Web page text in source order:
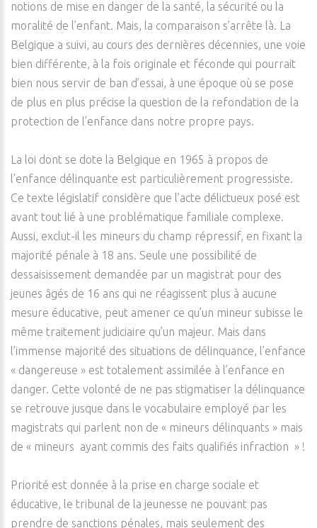
notions de mise en danger de la santé, la sécurité ou la
moralité de l’enfant. Mais, la comparaison s’arrête là. La
Belgique a suivi, au cours des dernières décennies, une voie
bien différente, à la fois originale et féconde qui pourrait
bien nous servir de ban d’essai, à une époque où se pose
de plus en plus précise la question de la refondation de la
protection de l’enfance dans notre propre pays.
La loi dont se dote la Belgique en 1965 à propos de
l’enfance délinquante est particulièrement progressiste.
Ce texte législatif considère que l’acte délictueux posé est
avant tout lié à une problématique familiale complexe.
Aussi, exclut-il les mineurs du champ répressif, en fixant la
majorité pénale à 18 ans. Seule une possibilité de
dessaisissement demandée par un magistrat pour des
jeunes âgés de 16 ans qui ne réagissent plus à aucune
mesure éducative, peut amener ce qu’un mineur subisse le
même traitement judiciaire qu’un majeur. Mais dans
l’immense majorité des situations de délinquance, l’enfance
« dangereuse » est totalement assimilée à l’enfance en
danger. Cette volonté de ne pas stigmatiser la délinquance
se retrouve jusque dans le vocabulaire employé par les
magistrats qui parlent non de « mineurs délinquants » mais
de « mineurs ayant commis des faits qualifiés infraction » !
Priorité est donnée à la prise en charge sociale et
éducative, le tribunal de la jeunesse ne pouvant pas
prendre de sanctions pénales, mais seulement des